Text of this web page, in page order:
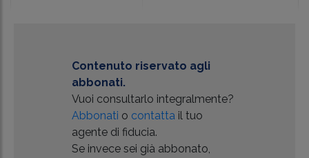
Contenuto riservato agli
abbonati.
Vuoi consultarlo integralmente?
Abbonati o contattail tuo
agente di fiducia.
Se invece sei già abbonato,